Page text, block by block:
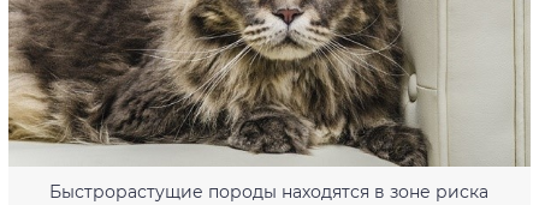
Быстрорастущие породы находятся в зоне риска